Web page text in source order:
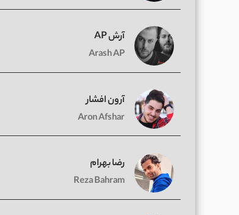
آرش AP
Arash AP
آرون افشار
Aron Afshar
رضا بهرام
Reza Bahram